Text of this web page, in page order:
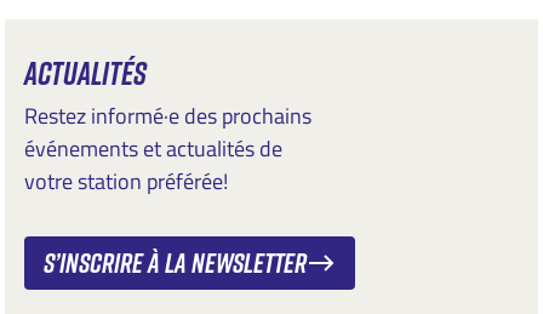
ACTUALITÉS
Restez informé·e des prochains
événements et actualités de
votre station préférée!
S’inscrire à la newsletter